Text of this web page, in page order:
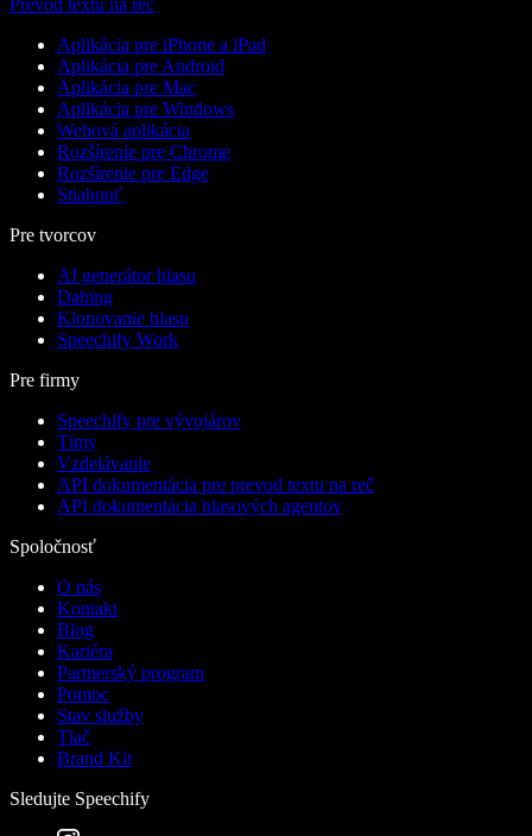
Prevod textu na reč
Aplikácia pre iPhone a iPad
Aplikácia pre Android
Aplikácia pre Mac
Aplikácia pre Windows
Webová aplikácia
Rozšírenie pre Chrome
Rozšírenie pre Edge
Stiahnuť
Pre tvorcov
AI generátor hlasu
Dabing
Klonovanie hlasu
Speechify Work
Pre firmy
Speechify pre vývojárov
Tímy
Vzdelávanie
API dokumentácia pre prevod textu na reč
API dokumentácia hlasových agentov
Spoločnosť
O nás
Kontakt
Blog
Kariéra
Partnerský program
Pomoc
Stav služby
Tlač
Brand Kit
Sledujte Speechify